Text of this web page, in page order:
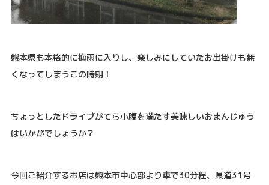
熊本県も本格的に梅雨に入りし、楽しみにしていたお出掛けも無
くなってしまうこの時期！
ちょっとしたドライブがてら小腹を満たす美味しいおまんじゅう
はいかがでしょうか？
今回ご紹介するお店は熊本市中心部より車で30分程、県道31号